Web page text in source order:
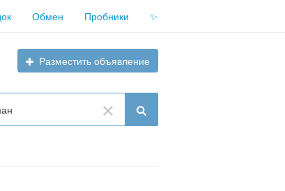
Обмен Пробники ✨
Разместить объявление